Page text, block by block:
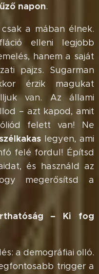
napon.
a mában élnek.
elleni legjobb
hanem a saját
pajzs. Sugarman
érzik magukat
van. Az állami
– azt kapod, amit
felett van! Ne
legyen, ami
felé fordul! Építsd
és használd az
megerősítsd a
– Ki fog
a demográfiai olló.
trigger a